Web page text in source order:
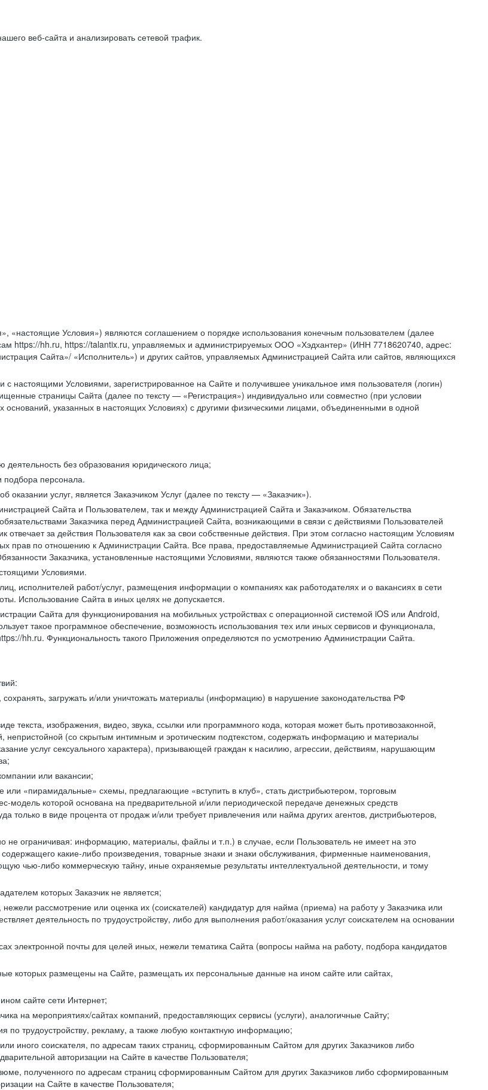
веб-сайта и анализировать сетевой трафик.
«настоящие Условия») являются соглашением о порядке использования конечным пользователем (далее
https://hh.ru, https://talantix.ru, управляемых и администрируемых ООО «Хэдхантер» (ИНН 7718620740, адрес:
Сайта»/ «Исполнитель») и других сайтов, управляемых Администрацией Сайта или сайтов, являющихся
с настоящими Условиями, зарегистрированное на Сайте и получившее уникальное имя пользователя (логин)
страницы Сайта (далее по тексту — «Регистрация») индивидуально или совместно (при условии
указанных в настоящих Условиях) с другими физическими лицами, объединенными в одной
без образования юридического лица;
подбора персонала.
услуг, является Заказчиком Услуг (далее по тексту — «Заказчик»).
Сайта и Пользователем, так и между Администрацией Сайта и Заказчиком. Обязательства
Заказчика перед Администрацией Сайта, возникающими в связи с действиями Пользователей
за действия Пользователя как за свои собственные действия. При этом согласно настоящим Условиям
прав по отношению к Администрации Сайта. Все права, предоставляемые Администрацией Сайта согласно
Заказчика, установленные настоящими Условиями, являются также обязанностями Пользователя.
Условиями.
исполнителей работ/услуг, размещения информации о компаниях как работодателях и о вакансиях в сети
Использование Сайта в иных целях не допускается.
Сайта для функционирования на мобильных устройствах с операционной системой iOS или Android,
такое программное обеспечение, возможность использования тех или иных сервисов и функционала,
hh.ru. Функциональность такого Приложения определяются по усмотрению Администрации Сайта.
загружать и/или уничтожать материалы (информацию) в нарушение законодательства РФ
изображения, видео, звука, ссылки или программного кода, которая может быть противозаконной,
непристойной (со скрытым интимным и эротическим подтекстом, содержать информацию и материалы
услуг сексуального характера), призывающей граждан к насилию, агрессии, действиям, нарушающим
или вакансии;
«пирамидальные» схемы, предлагающие «вступить в клуб», стать дистрибьютером, торговым
которой основана на предварительной и/или периодической передаче денежных средств
только в виде процента от продаж и/или требует привлечения или найма других агентов, дистрибьютеров,
не ограничивая: информацию, материалы, файлы и т.п.) в случае, если Пользователь не имеет на это
какие-либо произведения, товарные знаки и знаки обслуживания, фирменные наименования,
чью-либо коммерческую тайну, иные охраняемые результаты интеллектуальной деятельности, и тому
которых Заказчик не является;
рассмотрение или оценка их (соискателей) кандидатур для найма (приема) на работу у Заказчика или
деятельность по трудоустройству, либо для выполнения работ/оказания услуг соискателем на основании
электронной почты для целей иных, нежели тематика Сайта (вопросы найма на работу, подбора кандидатов
которых размещены на Сайте, размещать их персональные данные на ином сайте или сайтах,
сайте сети Интернет;
на мероприятиях/сайтах компаний, предоставляющих сервисы (услуги), аналогичные Сайту;
по трудоустройству, рекламу, а также любую контактную информацию;
иного соискателя, по адресам таких страниц, сформированным Сайтом для других Заказчиков либо
авторизации на Сайте в качестве Пользователя;
полученного по адресам страниц сформированным Сайтом для других Заказчиков либо сформированным
на Сайте в качестве Пользователя;